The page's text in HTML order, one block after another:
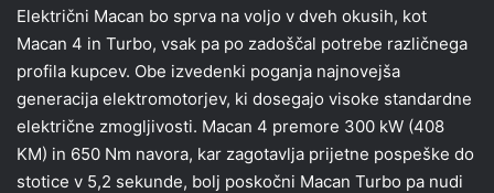
Električni Macan bo sprva na voljo v dveh okusih, kot
Macan 4 in Turbo, vsak pa po zadoščal potrebe različnega
profila kupcev. Obe izvedenki poganja najnovejša
generacija elektromotorjev, ki dosegajo visoke standardne
električne zmogljivosti. Macan 4 premore 300 kW (408
KM) in 650 Nm navora, kar zagotavlja prijetne pospeške do
stotice v 5,2 sekunde, bolj poskočni Macan Turbo pa nudi